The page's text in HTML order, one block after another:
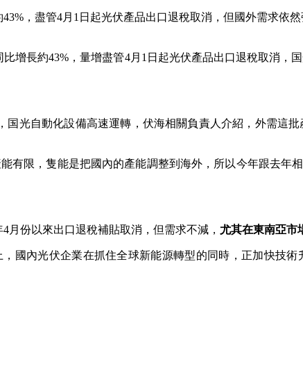
，盡管4月1日起光伏產品出口退稅取消，但國外需求依
長約43%‌，量增盡管4月1日起光伏產品出口退稅取消，
光自動化設備高速運轉，伏海相關負責人介紹，外需這
有限，隻能是把國內的產能調整到海外，所以今年跟去年
份以來出口退稅補貼取消，但需求不減， 尤其在東南亞市
內光伏企業在抓住全球新能源轉型的同時，正加快技術